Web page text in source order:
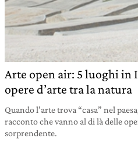
Arte open air: 5 luoghi in
opere d’arte tra la natura
Quando l’arte trova “casa” nel
racconto che vanno al di là delle
sorprendente.